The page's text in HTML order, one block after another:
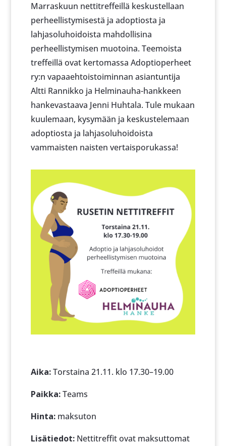
Marraskuun nettitreffeillä keskustellaan
perheellistymisestä ja adoptiosta ja
lahjasoluhoidoista mahdollisina
perheellistymisen muotoina. Teemoista
treffeillä ovat kertomassa Adoptioperheet
ry:n vapaaehtoistoiminnan asiantuntija
Altti Rannikko ja Helminauha-hankkeen
hankevastaava Jenni Huhtala. Tule mukaan
kuulemaan, kysymään ja keskustelemaan
adoptiosta ja lahjasoluhoidoista
vammaisten naisten vertaisporukassa!
Aika:Torstaina 21.11. klo 17.30–19.00
Paikka:Teams
Hinta:maksuton
Lisätiedot:Nettitreffit ovat maksuttomat